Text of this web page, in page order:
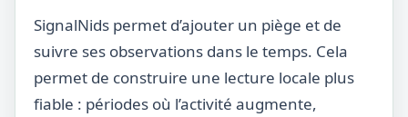
SignalNids permet d’ajouter un piège et de
suivre ses observations dans le temps. Cela
permet de construire une lecture locale plus
fiable : périodes où l’activité augmente,